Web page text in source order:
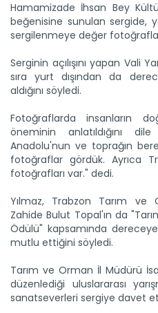
Hamamizade İhsan Bey
beğenisine sunulan sergide,
sergilenmeye değer
Serginin açılışını yapan Vali
sıra yurt dışından da
aldığını söyledi.
Fotoğraflarda insanların
öneminin anlatıldığını
Anadolu'nun ve toprağın
fotoğraflar gördük. Ayrıca
fotoğrafları var." dedi.
Yılmaz, Trabzon Tarım ve
Zahide Bulut Topal'ın da
Ödülü" kapsamında
mutlu ettiğini söyledi.
Tarım ve Orman İl Müdürü
düzenlediği uluslararası
sanatseverleri sergiye davet
Genç girişimci devlet...
Erzincan’ın Tercan ilçesinde
Devamını Oku ->
Ağrı Doğubayazıt' ta çetin
arazide...
Devamını Oku ->